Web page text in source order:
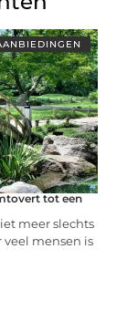
tot een
meer slechts
veel mensen is